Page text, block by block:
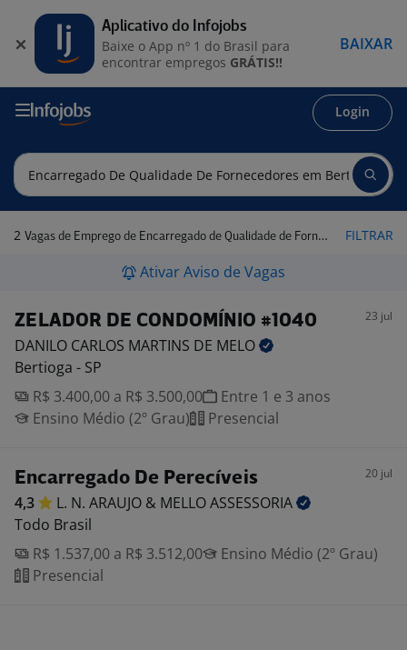
Login
2 Vagas de Emprego de Encarregado de Qualidade de Fornecedores em Bertioga - SP FILTRAR
Ativar Aviso de Vagas
ZELADOR DE CONDOMÍNIO #1040 23 jul
DANILO CARLOS MARTINS DE MELO
Bertioga - SP
R$ 3.400,00 a R$ 3.500,00
Entre 1 e 3 anos
Ensino Médio (2º Grau)
Presencial
Encarregado De Perecíveis 20 jul
4,3 L. N. ARAUJO & MELLOASSESSORIA
Todo Brasil
R$ 1.537,00 a R$ 3.512,00
Ensino Médio (2º Grau)
Presencial
Aplicativo do Infojobs
Baixe o App nº 1 do Brasil para
encontrar empregos GRÁTIS!!
BAIXAR